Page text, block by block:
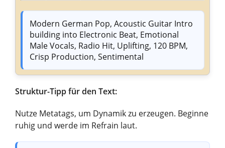
Modern German Pop, Acoustic Guitar Intro
building into Electronic Beat, Emotional
Male Vocals, Radio Hit, Uplifting, 120 BPM,
Crisp Production, Sentimental
Struktur-Tipp für den Text:
Nutze Metatags, um Dynamik zu erzeugen. Beginne
ruhig und werde im Refrain laut.